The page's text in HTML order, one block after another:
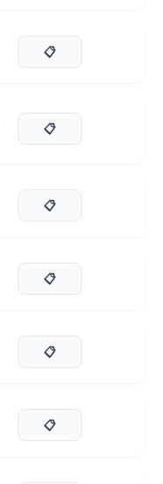
📋
📋
📋
📋
📋
📋